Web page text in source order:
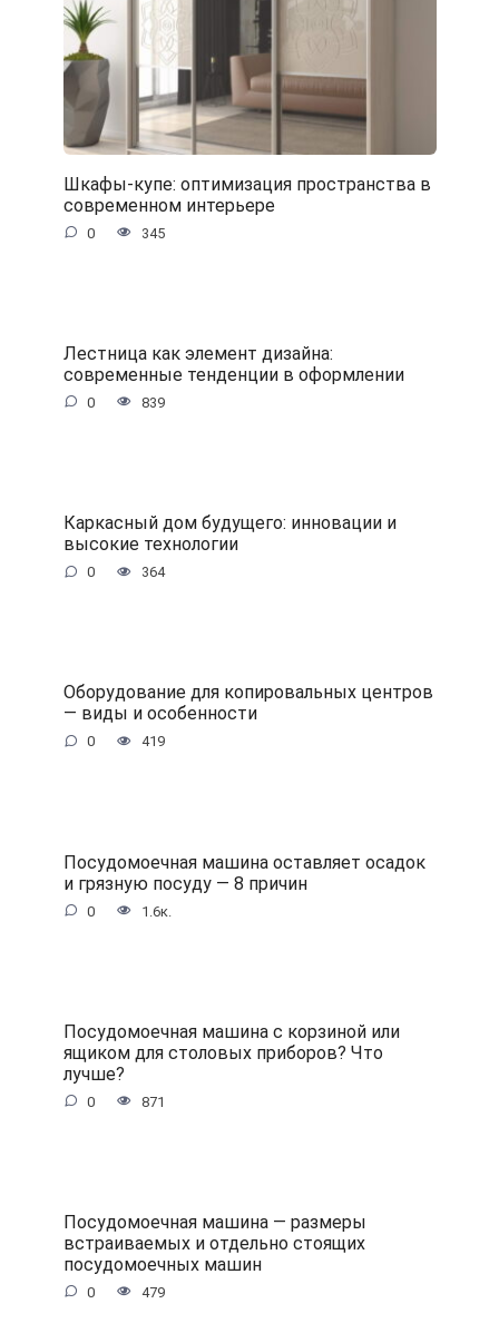
Шкафы-купе: оптимизация пространства в
современном интерьере
0 345
Лестница как элемент дизайна:
современные тенденции в оформлении
0 839
Каркасный дом будущего: инновации и
высокие технологии
0 364
Оборудование для копировальных центров
— виды и особенности
0 419
Посудомоечная машина оставляет осадок
и грязную посуду — 8 причин
0 1.6к.
Посудомоечная машина с корзиной или
ящиком для столовых приборов? Что
лучше?
0 871
Посудомоечная машина — размеры
встраиваемых и отдельно стоящих
посудомоечных машин
0 479